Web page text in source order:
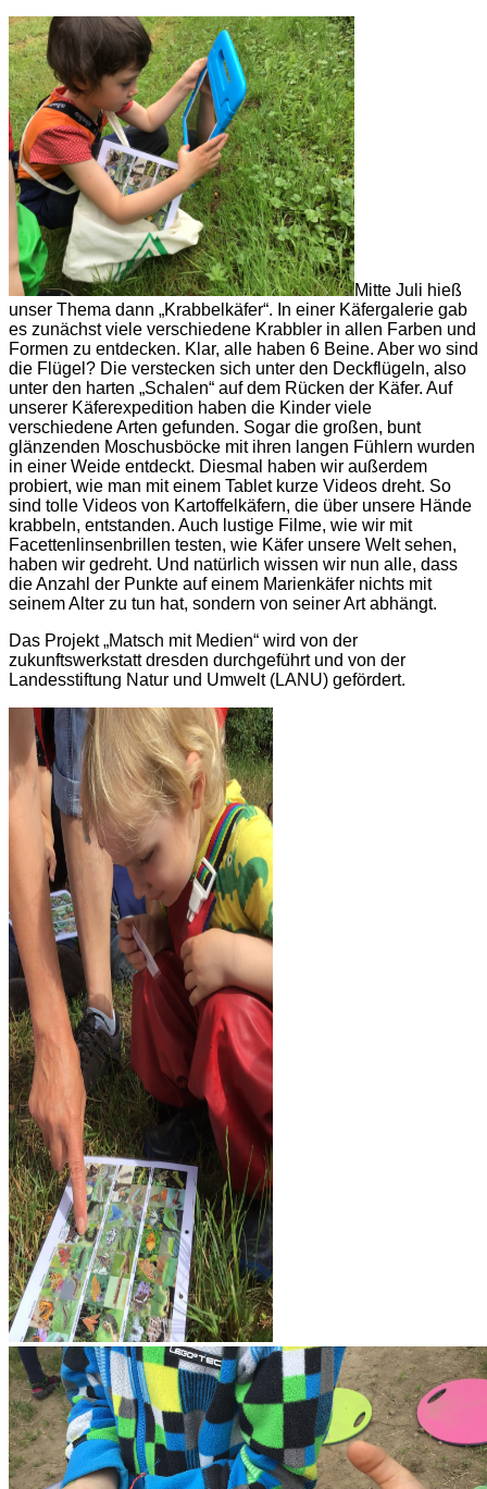
Mitte Juli hieß
unser Thema dann „Krabbelkäfer“. In einer Käfergalerie gab
es zunächst viele verschiedene Krabbler in allen Farben und
Formen zu entdecken. Klar, alle haben 6 Beine. Aber wo sind
die Flügel? Die verstecken sich unter den Deckflügeln, also
unter den harten „Schalen“ auf dem Rücken der Käfer. Auf
unserer Käferexpedition haben die Kinder viele
verschiedene Arten gefunden. Sogar die großen, bunt
glänzenden Moschusböcke mit ihren langen Fühlern wurden
in einer Weide entdeckt. Diesmal haben wir außerdem
probiert, wie man mit einem Tablet kurze Videos dreht. So
sind tolle Videos von Kartoffelkäfern, die über unsere Hände
krabbeln, entstanden. Auch lustige Filme, wie wir mit
Facettenlinsenbrillen testen, wie Käfer unsere Welt sehen,
haben wir gedreht. Und natürlich wissen wir nun alle, dass
die Anzahl der Punkte auf einem Marienkäfer nichts mit
seinem Alter zu tun hat, sondern von seiner Art abhängt.
Das Projekt „Matsch mit Medien“ wird von der
zukunftswerkstatt dresden durchgeführt und von der
Landesstiftung Natur und Umwelt (LANU) gefördert.